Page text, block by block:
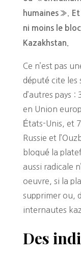
humaines ».
ni moins le
Kazakhstan.
Ce n’est pas
député cite les
d’autres pays
en Union
États-Unis, et
Russie et
bloqué la
aussi radicale
oeuvre, si la
supprimer ou,
internautes
Des